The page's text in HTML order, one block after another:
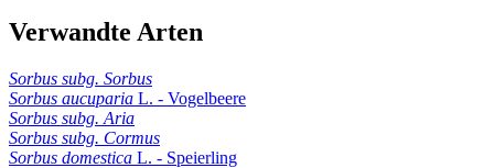
Verwandte Arten
Sorbus subg. Sorbus
Sorbus aucuparia L. - Vogelbeere
Sorbus subg. Aria
Sorbus subg. Cormus
Sorbus domestica L. - Speierling